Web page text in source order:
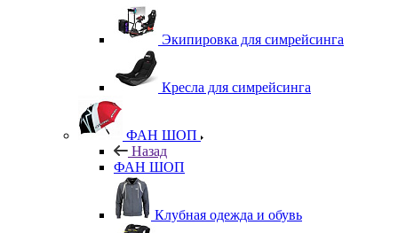
Экипировка для симрейсинга
Кресла для симрейсинга
ФАН ШОП
Назад
ФАН ШОП
Клубная одежда и обувь